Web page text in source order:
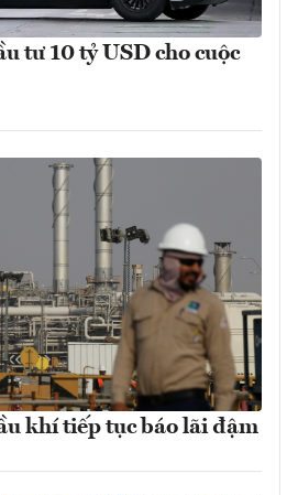
tư 10 tỷ USD cho cuộc
khí tiếp tục báo lãi đậm